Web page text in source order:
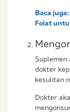
Baca juga:
Folat
Suplemen
dokter
kesulitan
Dokter